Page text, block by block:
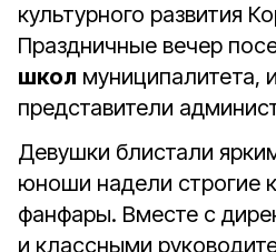
культурного развития
Праздничные вечер
школ муниципалитета,
представители
Девушки блистали
юноши надели строгие
фанфары. Вместе с
и классными